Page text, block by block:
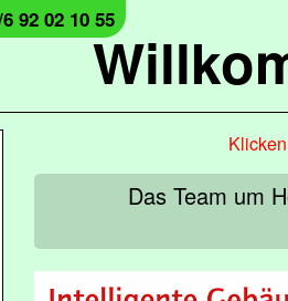
92 02 10 55
Das Team um